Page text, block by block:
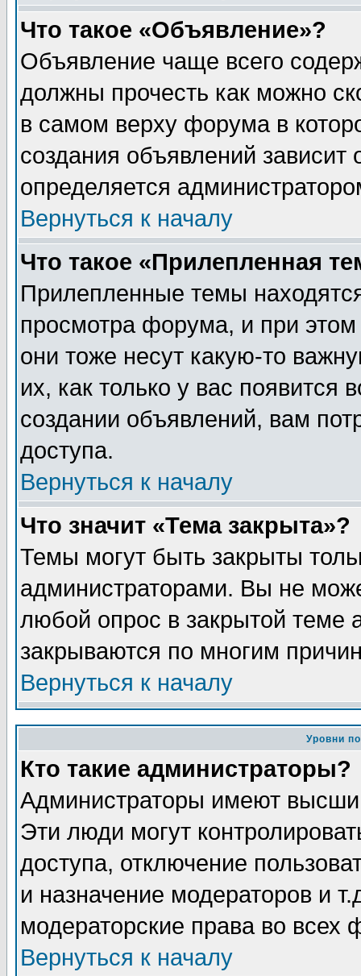
Что такое «Объявление»?
Объявление чаще всего
должны прочесть как можно
в самом верху форума в
создания объявлений зависит
определяется
Вернуться к началу
Что такое «Прилепленная
Прилепленные темы
просмотра форума, и при
они тоже несут какую-то
их, как только у вас появится
создании объявлений, вам
доступа.
Вернуться к началу
Что значит «Тема закрыта»?
Темы могут быть закрыты
администраторами. Вы не
любой опрос в закрытой теме
закрываются по многим
Вернуться к началу
Уровни
Кто такие администраторы?
Администраторы имеют
Эти люди могут
доступа, отключение
и назначение модераторов и
модераторские права во всех
Вернуться к началу